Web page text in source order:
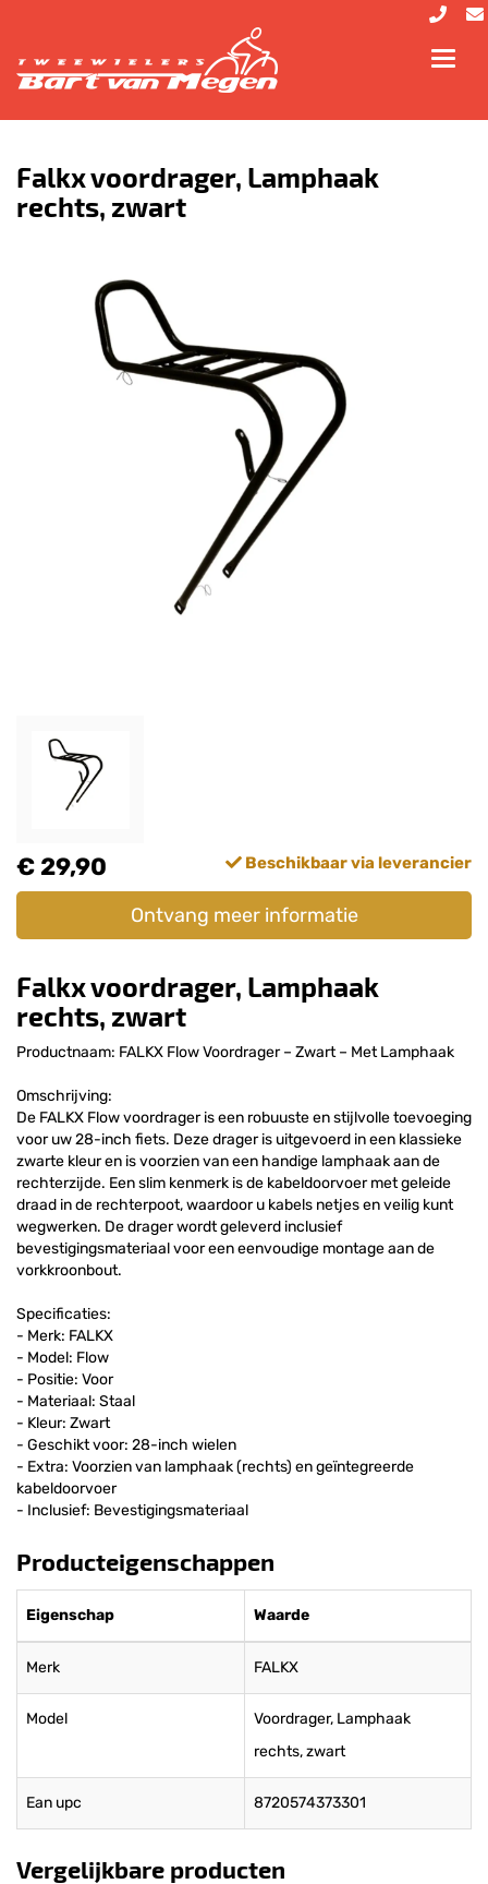
Falkx voordrager, Lamphaak
rechts, zwart
€ 29,90 Beschikbaar via leverancier
Ontvang meer informatie
Falkx voordrager, Lamphaak
rechts, zwart
Productnaam: FALKX Flow Voordrager – Zwart – Met Lamphaak
Omschrijving:
De FALKX Flow voordrager is een robuuste en stijlvolle toevoeging
voor uw 28-inch fiets. Deze drager is uitgevoerd in een klassieke
zwarte kleur en is voorzien van een handige lamphaak aan de
rechterzijde. Een slim kenmerk is de kabeldoorvoer met geleide
draad in de rechterpoot, waardoor u kabels netjes en veilig kunt
wegwerken. De drager wordt geleverd inclusief
bevestigingsmateriaal voor een eenvoudige montage aan de
vorkkroonbout.
Specificaties:
- Merk: FALKX
- Model: Flow
- Positie: Voor
- Materiaal: Staal
- Kleur: Zwart
- Geschikt voor: 28-inch wielen
- Extra: Voorzien van lamphaak (rechts) en geïntegreerde
kabeldoorvoer
- Inclusief: Bevestigingsmateriaal
Producteigenschappen
Eigenschap Waarde
Merk FALKX
Model
Voordrager, Lamphaak
rechts, zwart
Ean upc 8720574373301
Vergelijkbare producten